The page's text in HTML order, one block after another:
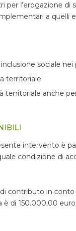
per l’erogazione di
a quelli
sociale nei
territoriale
territoriale anche
intervento è
condizione di
contributo in
di 150.000,00 euro.